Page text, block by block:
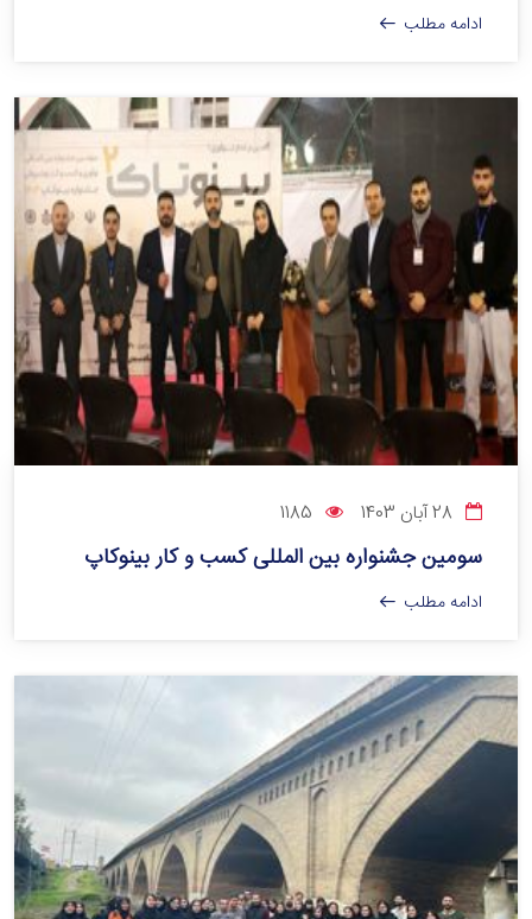
ادامه مطلب
سومین جشنواره بین المللی کسب و کار بینوکاپ
ادامه مطلب